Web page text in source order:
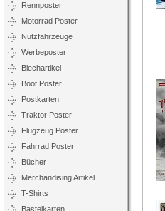
Rennposter
Motorrad Poster
Nutzfahrzeuge
Werbeposter
Blechartikel
Boot Poster
Postkarten
Traktor Poster
Flugzeug Poster
Fahrrad Poster
Bücher
Merchandising Artikel
T-Shirts
Bastelkarten